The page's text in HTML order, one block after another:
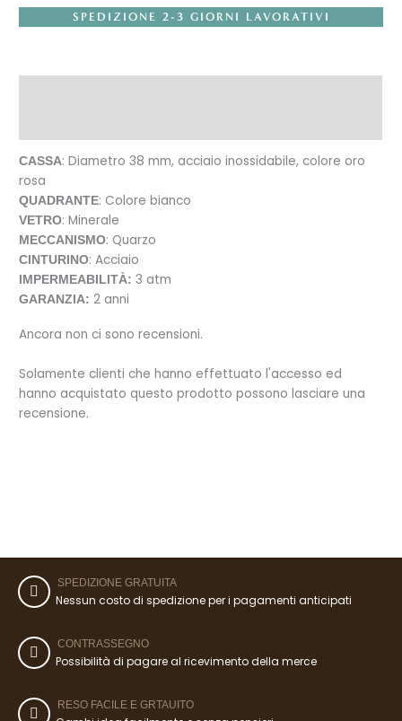
SPEDIZIONE 2-3 GIORNI LAVORATIVI
CASSA: Diametro 38 mm, acciaio inossidabile, colore oro
rosa
QUADRANTE: Colore bianco
VETRO: Minerale
MECCANISMO: Quarzo
CINTURINO: Acciaio
IMPERMEABILITÀ: 3 atm
GARANZIA: 2 anni
Ancora non ci sono recensioni.
Solamente clienti che hanno effettuato l'accesso ed
hanno acquistato questo prodotto possono lasciare una
recensione.
SPEDIZIONE GRATUITA
Nessun costo di spedizione per i pagamenti anticipati
CONTRASSEGNO
Possibilità di pagare al ricevimento della merce
RESO FACILE E GRTAUITO